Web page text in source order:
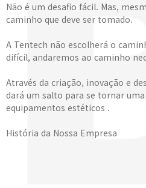
Não é um desafio fácil. Mas,
caminho que deve ser tomado.
A Tentech não escolherá o
difícil, andaremos ao caminho
Através da criação, inovação e
dará um salto para se tornar
equipamentos estéticos .
História da Nossa Empresa